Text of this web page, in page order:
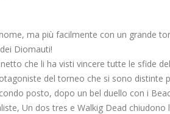
ma più facilmente con un grande
Diomauti!
che li ha visti vincere tutte le sfide
del torneo che si sono distinte
posto, dopo un bel duello con i
Un dos tres e Walkig Dead